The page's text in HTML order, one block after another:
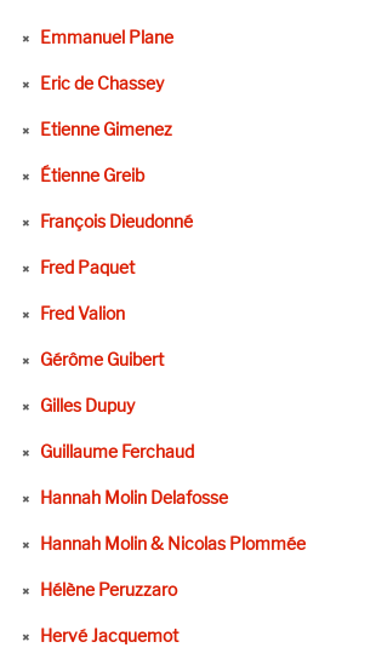
Emmanuel Plane
Eric de Chassey
Etienne Gimenez
Étienne Greib
François Dieudonné
Fred Paquet
Fred Valion
Gérôme Guibert
Gilles Dupuy
Guillaume Ferchaud
Hannah Molin Delafosse
Hannah Molin & Nicolas Plommée
Hélène Peruzzaro
Hervé Jacquemot